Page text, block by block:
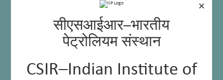
×
सीएसआईआर–भारतीय
पेट्रोलियम संस्थान
CSIR–Indian Institute of
Routine testing facility by FTNMR, FTIR, UV-Vis
Research support on methodical analysis